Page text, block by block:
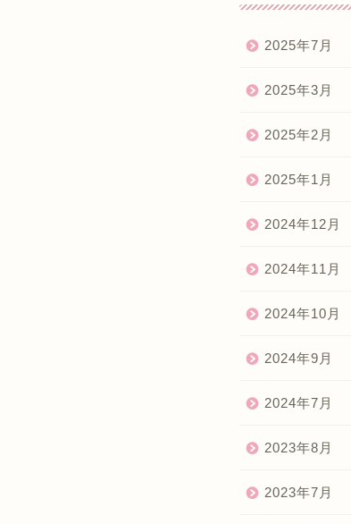
2025年7月
2025年3月
2025年2月
2025年1月
2024年12月
2024年11月
2024年10月
2024年9月
2024年7月
2023年8月
2023年7月